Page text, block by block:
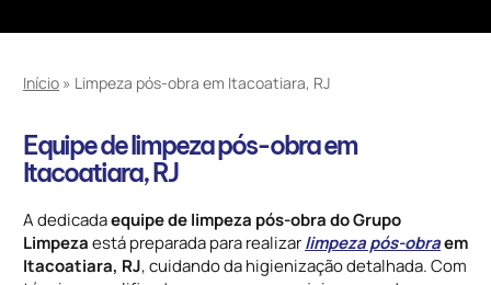
Início » Limpeza pós-obra em Itacoatiara, RJ
Equipe de limpeza pós-obra em
Itacoatiara, RJ
A dedicadaequipe de limpeza pós-obra do Grupo
Limpezaestá preparada para realizarlimpeza pós-obraem
Itacoatiara, RJ, cuidando da higienização detalhada. Com